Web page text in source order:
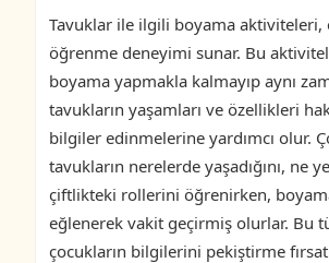
Tavuklar ile ilgili boyama aktiviteleri,
öğrenme deneyimi sunar. Bu
boyama yapmakla kalmayıp aynı
tavukların yaşamları ve özellikleri
bilgiler edinmelerine yardımcı olur.
tavukların nerelerde yaşadığını, ne
çiftlikteki rollerini öğrenirken,
eğlenerek vakit geçirmiş olurlar. Bu
çocukların bilgilerini pekiştirme